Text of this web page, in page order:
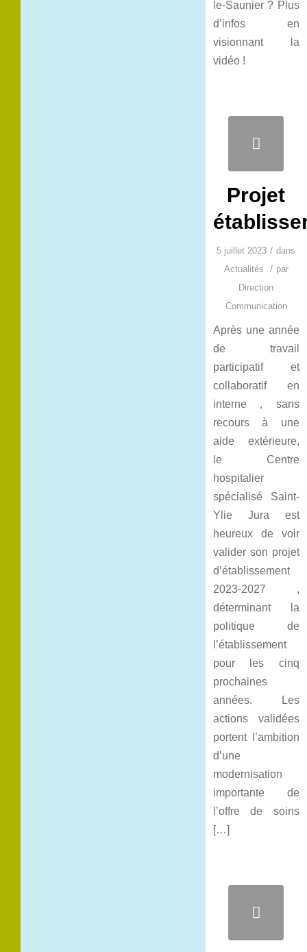
le-Saunier ? Plus
d’infos en
visionnant la
vidéo !
Projet
5 juillet 2023 / dans
Actualités
/ par
Direction
Communication
Après une année
de travail
participatif et
collaboratif en
interne , sans
recours à une
aide extérieure,
le Centre
hospitalier
spécialisé Saint-
Ylie Jura est
heureux de voir
valider son projet
d’établissement
2023-2027 ,
déterminant la
politique de
l’établissement
pour les cinq
prochaines
années. Les
actions validées
portent l’ambition
d’une
modernisation
importante de
l’offre de soins
[…]